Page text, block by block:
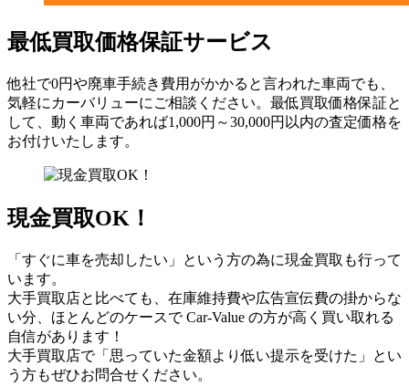
最低買取価格保証サービス
他社で0円や廃車手続き費用がかかると言われた車両でも、
気軽にカーバリューにご相談ください。最低買取価格保証と
して、動く車両であれば1,000円～30,000円以内の査定価格を
お付けいたします。
現金買取OK！
「すぐに車を売却したい」という方の為に現金買取も行って
います。
大手買取店と比べても、在庫維持費や広告宣伝費の掛からな
い分、ほとんどのケースで Car-Value の方が高く買い取れる
自信があります！
大手買取店で「思っていた金額より低い提示を受けた」とい
う方もぜひお問合せください。